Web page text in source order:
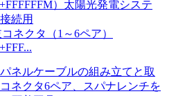
ネクタ（1～6ペア）